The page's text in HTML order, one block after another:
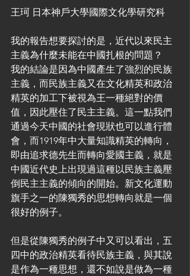
王珂 日本神戶大學國際文化學研究科
我的報告想要探討的是，近代以來民主
主義為什麼未能在中國扎根的問題？
我的結論是因為中國產生了強烈的民族
主義，而民族主義又在文化精英和政治
精英的加工下被視為王一種絕對的價
值，因此壓住了民主主義。這一點我們
通過今天中國的社會現狀也可以進行體
會，而1919年中大量知識精英的轉向，
即由追求德先生而轉向愛國主義，就是
中國近代史上出現過這種以民族主義壓
倒民主主義的傾向的開始。新文化運動
旗手之一的陳獨秀的思想轉向就是一個
很好的例子。
但是從陳獨秀的例子中又可以看出，五
四中的政治精英看待民族主義，與其說
是作為一種思想，還不如說是做為一種